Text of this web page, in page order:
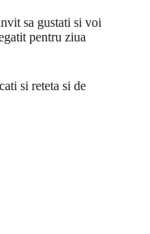
sa gustati si voi
pentru ziua
si reteta si de